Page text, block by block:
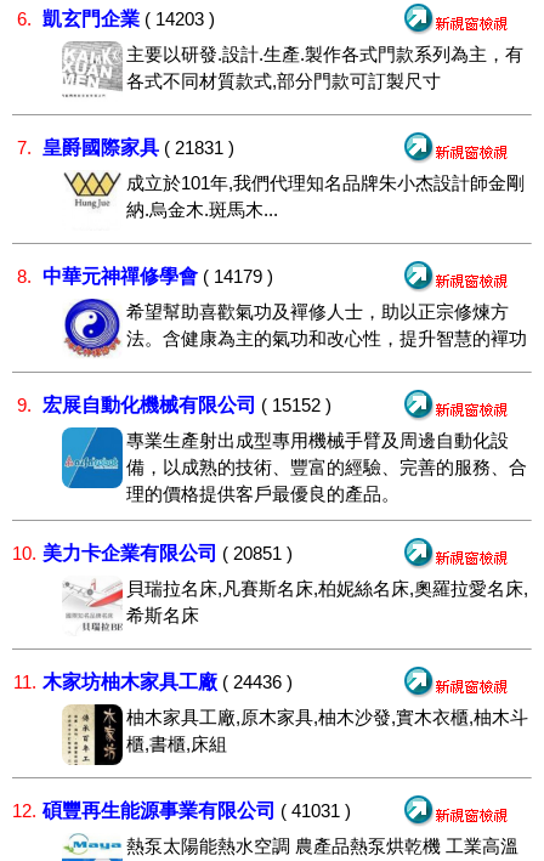
6. 凱玄門企業 ( 14203 )
主要以研發.設計.生產.製作各式門款系列為主，有
各式不同材質款式,部分門款可訂製尺寸
7. 皇爵國際家具 ( 21831 )
成立於101年,我們代理知名品牌朱小杰設計師金剛
納.烏金木.斑馬木...
8. 中華元神禪修學會 ( 14179 )
希望幫助喜歡氣功及襌修人士，助以正宗修煉方
法。含健康為主的氣功和改心性，提升智慧的襌功
9. 宏展自動化機械有限公司 ( 15152 )
專業生產射出成型專用機械手臂及周邊自動化設
備，以成熟的技術、豐富的經驗、完善的服務、合
理的價格提供客戶最優良的產品。
10. 美力卡企業有限公司 ( 20851 )
貝瑞拉名床,凡賽斯名床,柏妮絲名床,奧羅拉愛名床,
希斯名床
11. 木家坊柚木家具工廠 ( 24436 )
柚木家具工廠,原木家具,柚木沙發,實木衣櫃,柚木斗
櫃,書櫃,床組
12. 碩豐再生能源事業有限公司 ( 41031 )
熱泵太陽能熱水空調 農產品熱泵烘乾機 工業高溫